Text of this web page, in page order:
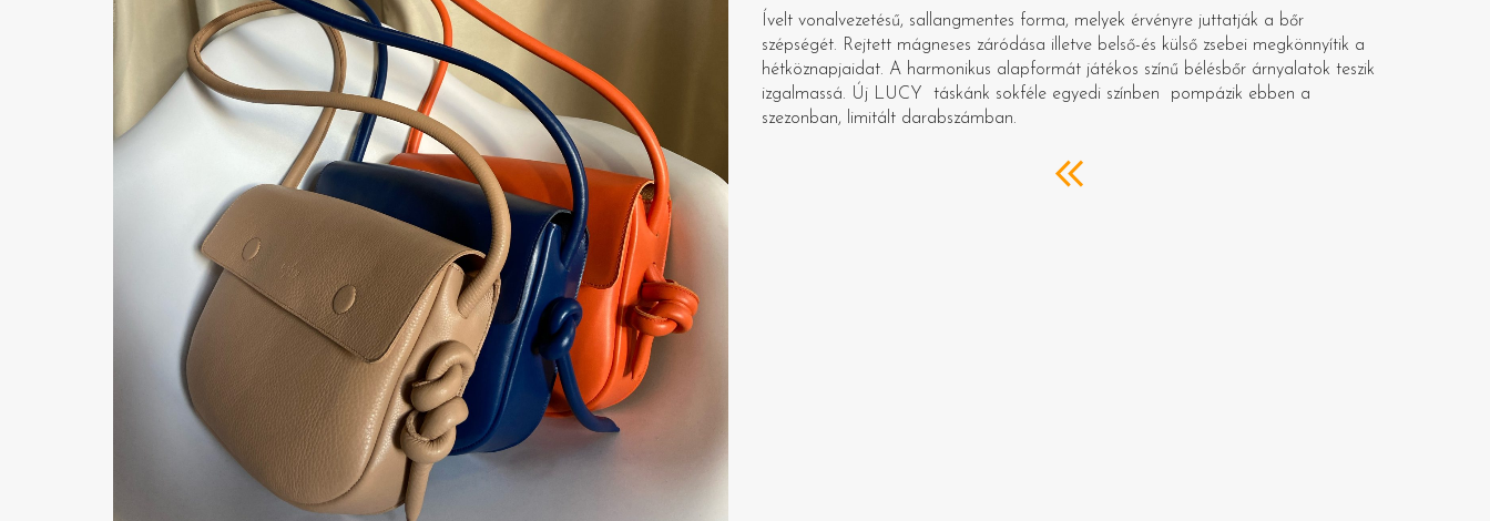
Ívelt vonalvezetésű, sallangmentes forma, melyek érvényre juttatják a bőr
szépségét. Rejtett mágneses záródása illetve belső-és külső zsebei megkönnyítik a
hétköznapjaidat. A harmonikus alapformát játékos színű bélésbőr árnyalatok teszik
izgalmassá. Új LUCY táskánk sokféle egyedi színben pompázik ebben a
szezonban, limitált darabszámban.